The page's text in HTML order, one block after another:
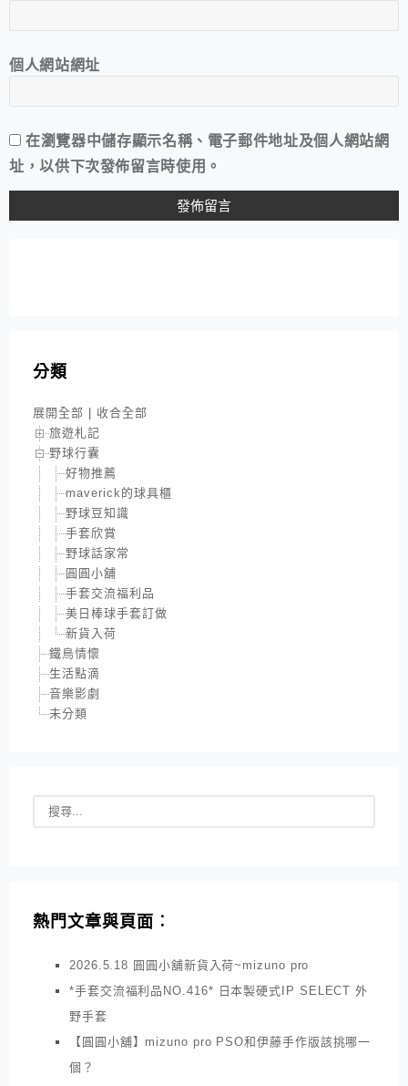
個人網站網址
在瀏覽器中儲存顯示名稱、電子郵件地址及個人網站網
址，以供下次發佈留言時使用。
分類
展開全部
收合全部
旅遊札記
野球行囊
好物推薦
maverick的球具櫃
野球豆知識
手套欣賞
野球話家常
圓圓小舖
手套交流福利品
美日棒球手套訂做
新貨入荷
鐵鳥情懷
生活點滴
音樂影劇
未分類
熱門文章與頁面︰
2026.5.18 圓圓小舖新貨入荷~mizuno pro
*手套交流福利品NO.416* 日本製硬式IP SELECT 外
野手套
【圓圓小舖】mizuno pro PSO和伊藤手作版該挑哪一
個？